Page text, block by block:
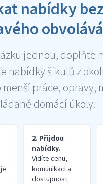
nabídky bez
jednou, doplňte
nabídky šikulů z
práce, opravy,
domácí úkoly.
2. Přijdou
nabídky.
Vidíte cenu,
komunikaci a
dostupnost.